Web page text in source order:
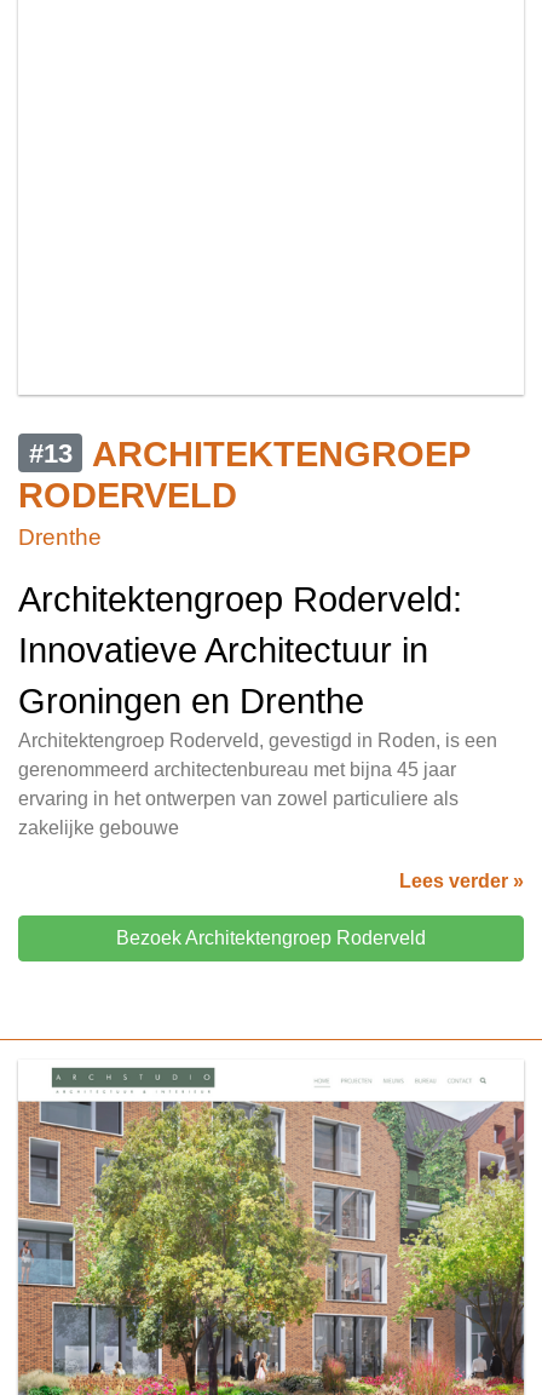
#13
ARCHITEKTENGROEP
RODERVELD
Drenthe
Architektengroep Roderveld:
Innovatieve Architectuur in
Groningen en Drenthe
Architektengroep Roderveld, gevestigd in Roden, is een
gerenommeerd architectenbureau met bijna 45 jaar
ervaring in het ontwerpen van zowel particuliere als
zakelijke gebouwe
Lees verder »
Bezoek Architektengroep Roderveld